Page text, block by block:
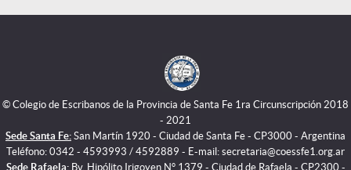
© Colegio de Escribanos de la Provincia de Santa Fe 1ra Circunscripción 2018
- 2021
Sede Santa Fe: San Martín 1920 - Ciudad de Santa Fe - CP3000 - Argentina
Teléfono: 0342 - 4593993 / 4592889 - E-mail: secretaria@coessfe1.org.ar
Sede Rafaela:Bv. Hipólito Irigoyen N° 1379 - Ciudad de Rafaela - CP2300 -